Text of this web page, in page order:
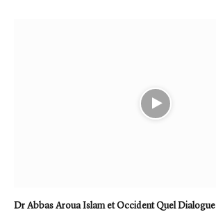
Dr Abbas Aroua Islam et Occident Quel Dialogue